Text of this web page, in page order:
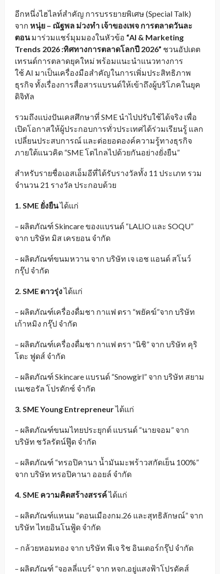
อีกหนึ่งไฮไลท์สำคัญ การบรรยายพิเศษ (Special Talk)
จาก หนุ่ย – ณัฐพล ม่วงทำ เจ้าของเพจ การตลาดวันละ
ตอนมาร่วมแชร์มุมมองในหัวข้อ “AI & Marketing
Trends 2026 :ทิศทางการตลาดโลกปี 2026” ชวนอัปเดต
เทรนด์การตลาดยุคใหม่ พร้อมแนะนำแนวทางการ
ใช้ AI มาเป็นเครื่องมือสำคัญในการเพิ่มประสิทธิภาพ
ธุรกิจ ทั้งเรื่องการสื่อสารแบรนด์ให้เข้าถึงผู้บริโภคในยุค
ดิจิทัล
รวมถึงแบ่งปันเคสศึกษาที่ SME นำไปปรับใช้ได้จริง เพื่อ
เปิดโอกาสให้ผู้ประกอบการทั่วประเทศได้ร่วมเรียนรู้ แลก
เปลี่ยนประสบการณ์ และต่อยอดองค์ความรู้ทางธุรกิจ
ภายใต้แนวคิด “SME โตไกลไปด้วยกันอย่างยั่งยืน”
สำหรับรายชื่อเอสเอ็มอีที่ได้รับรางวัลทั้ง 11 ประเภท รวม
จำนวน 21 รางวัล ประกอบด้วย
1. SME ยั่งยืนได้แก่
– ผลิตภัณฑ์ Skincare ของแบรนด์ “LALIO และ SOQU”
จาก บริษัท มิส เครยอน จำกัด
– ผลิตภัณฑ์ขนมหวาน จาก บริษัท เจ เอช แอนด์ สโนว์
กรุ๊ป จำกัด
2. SME ดาวรุ่งได้แก่
– ผลิตภัณฑ์เครื่องดื่มชา กาแฟ ตรา “พยัคฆ์”จาก บริษัท
เก้าหมิง กรุ๊ป จำกัด
– ผลิตภัณฑ์เครื่องดื่มชา กาแฟ ตรา “นิชิ” จาก บริษัท คุริ
โตะ ฟูดส์ จำกัด
– ผลิตภัณฑ์ Skincare แบรนด์ “Snowgirl” จาก บริษัท สยาม
เนเชอรัล โปรดักซ์ จำกัด
3. SME Young Entrepreneurได้แก่
– ผลิตภัณฑ์ขนมไทยประยุกต์ แบรนด์ “นายจอม” จาก
บริษัท ชวัลรัตน์ฟู๊ด จำกัด
– ผลิตภัณฑ์ “ทรอปิคานา น้ำมันมะพร้าวสกัดเย็น 100%”
จาก บริษัท ทรอปิคานา ออยล์ จำกัด
4. SME ความคิดสร้างสรรค์ได้แก่
– ผลิตภัณฑ์แหนม “ดอนเมืองกม.26 และสุทธิลักษณ์” จาก
บริษัท ไทยอินโนฟู้ด จำกัด
– กล้วยหอมทอง จาก บริษัท พีเจ ริช อินเตอร์กรุ๊ป จำกัด
– ผลิตภัณฑ์ “จอลลี่แบร์” จาก หจก.อยู่แสงฟ้าโปรดัคส์